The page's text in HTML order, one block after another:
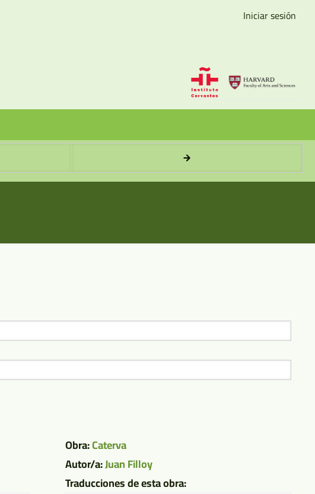
Iniciar sesión
Obra:Caterva
Autor/a:Juan Filloy
Traducciones de esta obra: